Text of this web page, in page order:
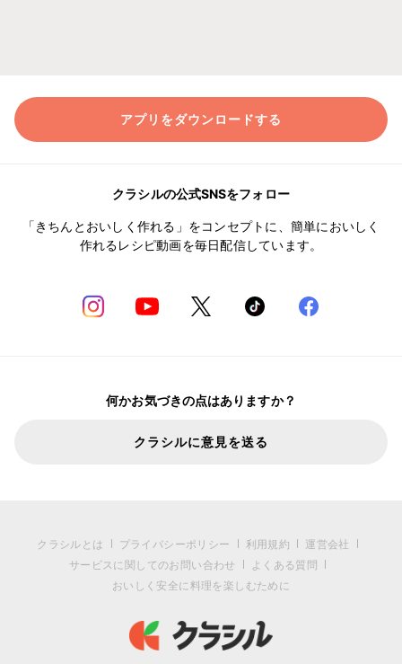
アプリをダウンロードする
クラシルの公式SNSをフォロー
「きちんとおいしく作れる」をコンセプトに、簡単においしく
作れるレシピ動画を毎日配信しています。
何かお気づきの点はありますか？
クラシルに意見を送る
クラシルとは プライバシーポリシー 利用規約
運営会社
サービスに関してのお問い合わせ
よくある質問
おいしく安全に料理を楽しむために